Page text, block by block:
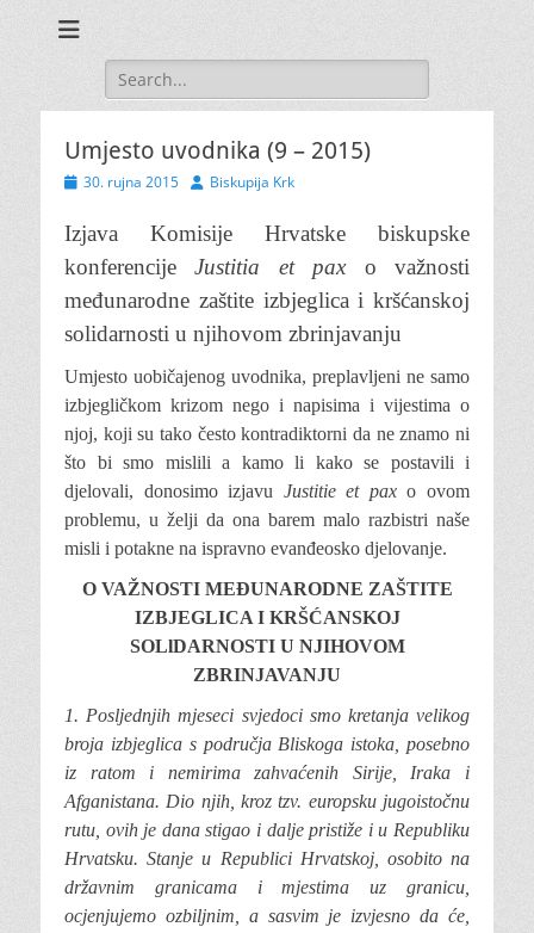
Search
for:
Umjesto uvodnika (9 – 2015)
Posted30. rujna 2015 AuthorBiskupija Krk
Izjava Komisije Hrvatske biskupske
konferencijeJustitia et pax o važnosti
međunarodne zaštite izbjeglica i kršćanskoj
solidarnosti u njihovom zbrinjavanju
Umjesto uobičajenog uvodnika, preplavljeni ne samo
izbjegličkom krizom nego i napisima i vijestima o
njoj, koji su tako često kontradiktorni da ne znamo ni
što bi smo mislili a kamo li kako se postavili i
djelovali, donosimo izjavu Justitie et paxo ovom
problemu, u želji da ona barem malo razbistri naše
misli i potakne na ispravno evanđeosko djelovanje.
O VAŽNOSTI MEĐUNARODNE ZAŠTITE
IZBJEGLICA I KRŠĆANSKOJ
SOLlDARNOSTI U NJIHOVOM
ZBRINJAVANJU
1. Posljednjihmjeseci svjedoci smo kretanja velikog
broja izbjeglica s područja Bliskoga istoka, posebno
iz ratom i nemirima zahvaćenih Sirije, Iraka i
Afganistana. Dio njih, kroz tzv. europsku jugoistočnu
rutu, ovih je dana stigao i dalje pristiže i u Republiku
Hrvatsku. Stanje u Republici Hrvatskoj, osobito na
državnim granicama i mjestima uz granicu,
ocjenjujemo ozbiljnim, a sasvim je izvjesno da će,